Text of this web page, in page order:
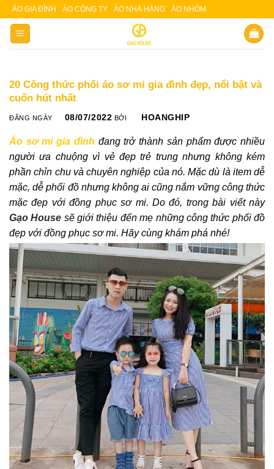
Skip
content
ÁO GIA ĐÌNH ÁO CÔNG TY ÁO NHÀ HÀNG ÁO NHÓM
20 Công thức phối áo sơ mi gia đình đẹp, nổi bật và
cuốn hút nhất
ĐĂNG NGÀY 08/07/2022 BỞI HOANGHIP
Áo sơ mi gia đình đang trở thành sản phẩm được nhiều
người ưa chuộng vì vẻ đẹp trẻ trung nhưng không kém
phần chỉn chu và chuyên nghiệp của nó. Mặc dù là item dễ
mặc, dễ phối đồ nhưng không ai cũng nắm vững công thức
mặc đẹp với đồng phục sơ mi. Do đó, trong bài viết này
Gạo House sẽ giới thiệu đến mẹ những công thức phối đồ
đẹp với đồng phục sơ mi. Hãy cùng khám phá nhé!